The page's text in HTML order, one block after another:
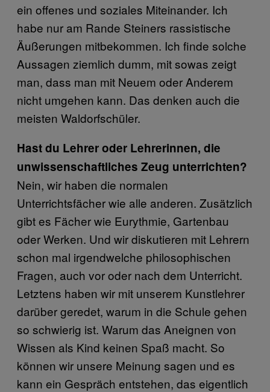
ein offenes und soziales Miteinander. Ich
habe nur am Rande Steiners rassistische
Äußerungen mitbekommen. Ich finde solche
Aussagen ziemlich dumm, mit sowas zeigt
man, dass man mit Neuem oder Anderem
nicht umgehen kann. Das denken auch die
meisten Waldorfschüler.
Hast du Lehrer oder Lehrerinnen, die
unwissenschaftliches Zeug unterrichten?
Nein, wir haben die normalen
Unterrichtsfächer wie alle anderen. Zusätzlich
gibt es Fächer wie Eurythmie, Gartenbau
oder Werken. Und wir diskutieren mit Lehrern
schon mal irgendwelche philosophischen
Fragen, auch vor oder nach dem Unterricht.
Letztens haben wir mit unserem Kunstlehrer
darüber geredet, warum in die Schule gehen
so schwierig ist. Warum das Aneignen von
Wissen als Kind keinen Spaß macht. So
können wir unsere Meinung sagen und es
kann ein Gespräch entstehen, das eigentlich